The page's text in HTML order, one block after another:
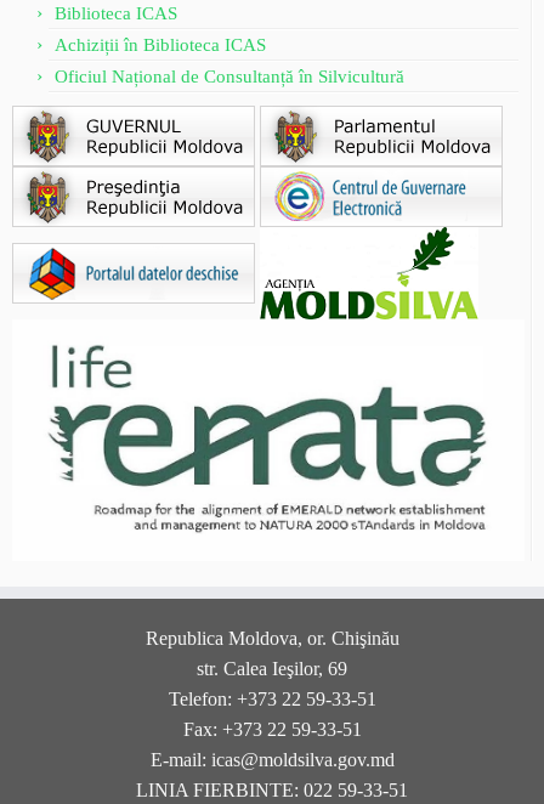
Biblioteca ICAS
Achiziții în Biblioteca ICAS
Oficiul Național de Consultanță în Silvicultură
Republica Moldova, or. Chişinău
str. Calea Ieşilor, 69
Telefon: +373 22 59-33-51
Fax: +373 22 59-33-51
E-mail: icas@moldsilva.gov.md
LINIA FIERBINTE: 022 59-33-51